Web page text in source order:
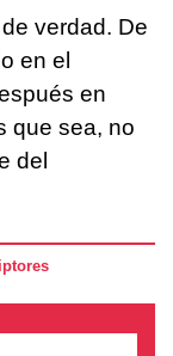
verdad. De
en el
en
que sea, no
del